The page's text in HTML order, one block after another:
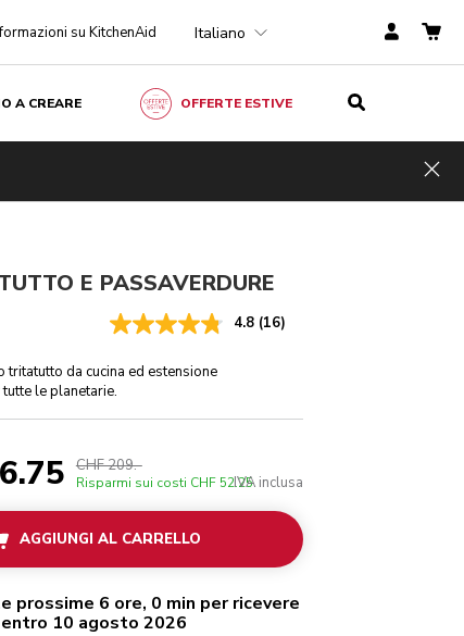
su KitchenAid Italiano
A CREARE OFFERTE ESTIVE
CHF 209.-
E PASSAVERDURE
4.8 (16)
tritatutto da cucina ed estensione
le planetarie.
CHF 209.-
Risparmi sui costi CHF 52.25IVA inclusa
AGGIUNGI AL CARRELLO
prossime 6 ore, 0 min per ricevere
entro 10 agosto 2026